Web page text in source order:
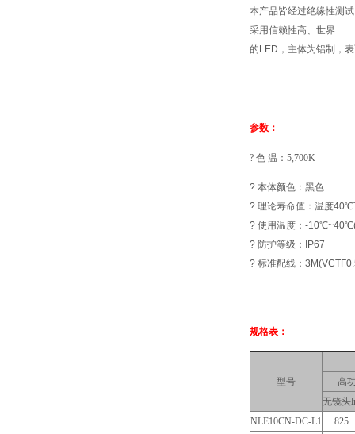
本产品皆经过绝缘性测
采用信赖性高、世界
的LED，主体为铝制，
参数：
? 色 温：5,700K
? 本体颜色：黑色
? 理论寿命值：温度
? 使用温度：-
? 防护等级：IP67
? 标准配线：
规格表：
型号
高
无镜头
NLE10CN-DC-L1
825